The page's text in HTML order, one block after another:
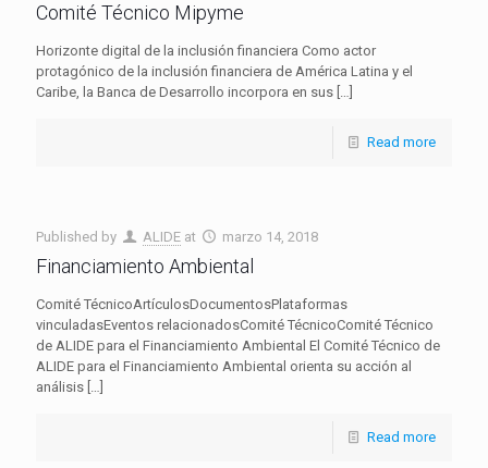
Comité Técnico Mipyme
Horizonte digital de la inclusión financiera Como actor
protagónico de la inclusión financiera de América Latina y el
Caribe, la Banca de Desarrollo incorpora en sus […]
Read more
Published by ALIDE at marzo 14, 2018
Financiamiento Ambiental
Comité TécnicoArtículosDocumentosPlataformas
vinculadasEventos relacionadosComité TécnicoComité Técnico
de ALIDE para el Financiamiento Ambiental El Comité Técnico de
ALIDE para el Financiamiento Ambiental orienta su acción al
análisis […]
Read more